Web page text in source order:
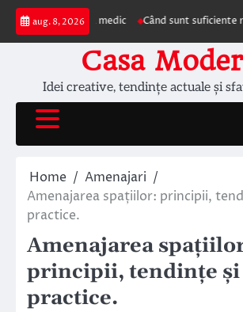
Skip
content
aug. 8, 2026
la medic Când sunt suficiente
Casa
Idei creative, tendințe actuale și
Home
Amenajari
Amenajarea spațiilor: principii,
practice.
Amenajarea
principii, tendințe
practice.